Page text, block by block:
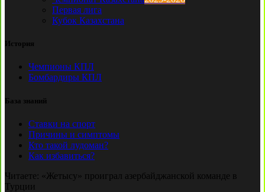
Первая лига
Кубок Казахстана
История
Чемпионы КПЛ
Бомбардиры КПЛ
База знаний
Ставки на спорт
Причины и симптомы
Кто такой лудоман?
Как избавиться?
Читаете: «Жетысу» проиграл азербайджанской команде в
Турции